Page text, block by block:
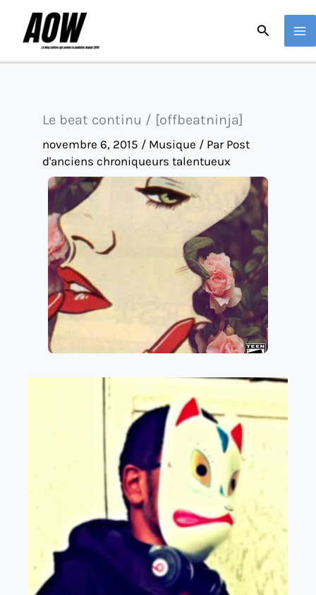
Le beat continu / [offbeatninja]
novembre 6, 2015 / Musique / Par Post
d'anciens chroniqueurs talentueux